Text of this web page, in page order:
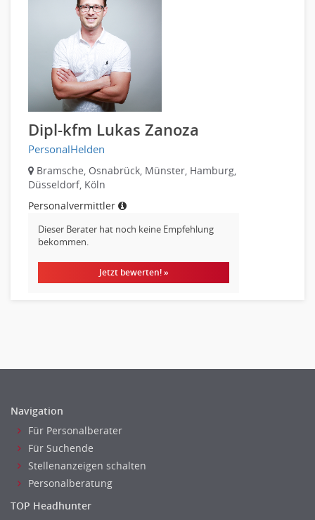
Vertriebsmarketing
Human Resources
Personal Leitung, Teamleitung
rec2rec
Recruiting, Personalmarketing
Referent
Anwaltschaft
Justiziariat, Rechtsabteilung
Notar-, Justizfachangestellter, Anwaltsfachgehilfe
Notariat
Richter, Justizbeamte
Analyst
Anlageberatung, Vermögensberatung
Asset-/Fonds-Management
Börsenhandel
Banken, Finanzdienstleister und Versicherungen Leitung,
Teamleitung
Mergers & Acquisitions
Privatkundengeschäft
Mathematik, Produkt, Statistik
Versicherung: Sachbearbeitung
Telekommunikation
Textilien & Bekleidung
Transport & Logistik
Unternehmensberatung
Versicherungen
Dipl-kfm Lukas Zanoza
PersonalHelden
Bramsche, Osnabrück, Münster, Hamburg,
Düsseldorf, Köln
Personalvermittler
Dieser Berater hat noch keine Empfehlung
bekommen.
Jetzt bewerten! »
Navigation
Für Personalberater
Für Suchende
Stellenanzeigen schalten
Personalberatung
TOP Headhunter